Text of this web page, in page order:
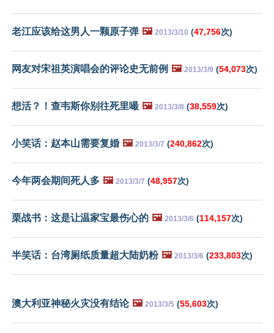
老江应该给这男人一颗原子弹 🖼️ 2013/3/10 (47,756次)
网友对宋祖英演唱会的评论史无前例 🖼️ 2013/3/9 (54,073次)
想活？！查韦斯你别往死里嘬 🖼️ 2013/3/8 (38,559次)
小笑话：赵本山需要复婚 🖼️ 2013/3/7 (240,862次)
今年两会期间死人多 🖼️ 2013/3/7 (48,957次)
栗战书：这是让温家宝最伤心的 🖼️ 2013/3/6 (114,157次)
半笑话：台湾厕纸质量超大陆奶粉 🖼️ 2013/3/6 (233,803次)
澳大利亚神秘火灾没有结论 🖼️ 2013/3/5 (55,603次)